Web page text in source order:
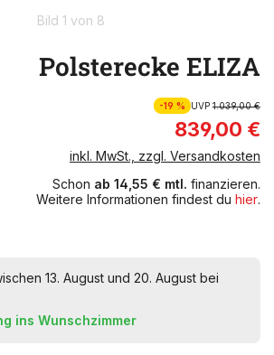
Bild 1 von 8
Polsterecke ELIZA
-19 % UVP1.039,00 €
839,00 €
inkl. MwSt., zzgl. Versandkosten
Schon ab 14,55 € mtl. finanzieren.
Weitere Informationen findest du hier.
13. August und 20. August bei
ins Wunschzimmer